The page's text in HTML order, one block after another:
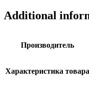
Additional
Производитель
Характеристика товара